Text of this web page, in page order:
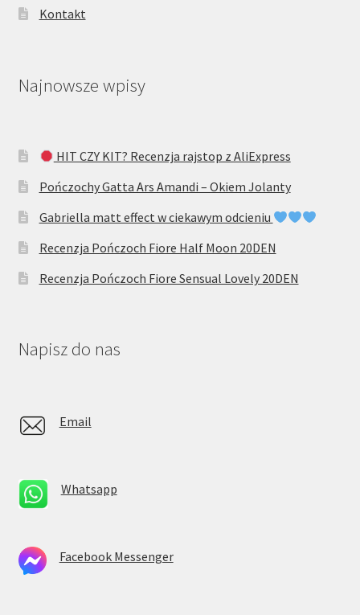
Kontakt
Najnowsze wpisy
HIT CZY KIT? Recenzja rajstop z AliExpress
Pończochy Gatta Ars Amandi – Okiem Jolanty
Gabriella matt effect w ciekawym odcieniu
Recenzja Pończoch Fiore Half Moon 20DEN
Recenzja Pończoch Fiore Sensual Lovely 20DEN
Napisz do nas
Email
Whatsapp
Facebook Messenger